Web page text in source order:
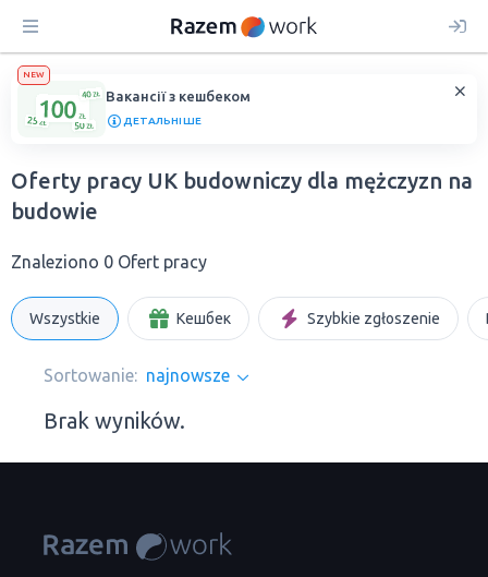
NEW
Вакансії з кешбеком
ДЕТАЛЬНІШЕ
Oferty pracy UK budowniczy dla mężczyzn na
budowie
Znaleziono 0 Ofert pracy
Wszystkie Кешбек Szybkie zgłoszenie
Sortowanie: najnowsze
Brak wyników.